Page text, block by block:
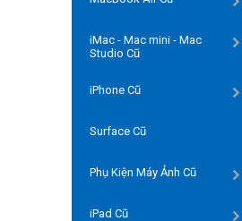
iMac - Mac mini - Mac
Studio Cũ
iPhone Cũ
Surface Cũ
Phụ Kiện Máy Ảnh Cũ
iPad Cũ